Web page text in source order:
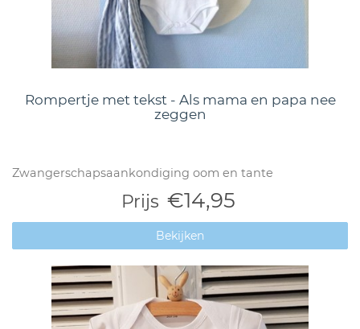
Rompertje met tekst - Als mama en papa nee
zeggen
Zwangerschapsaankondiging oom en tante
Prijs €14,95
Bekijken